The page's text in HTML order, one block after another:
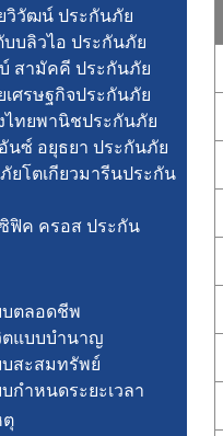
วิวัฒน์ ประกันภัย
บบลิวไอ ประกันภัย
สามัคคี ประกันภัย
ศรษฐกิจประกันภัย
ไทยพานิชประกันภัย
นซ์ อยุธยา ประกันภัย
ยโตเกียวมารีนประกัน
ฟิค ครอส ประกัน
ตลอดชีพ
แบบบำนาญ
สะสมทรัพย์
กำหนดระยะเวลา
ตุ